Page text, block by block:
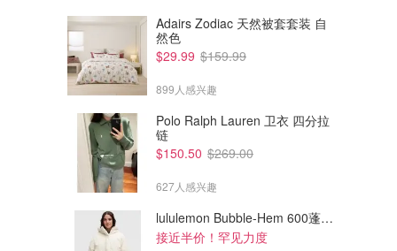
$450.00
Acne Studios 羊毛流苏围巾
$655.00
反季买！！
Adairs Zodiac 天然被套套装 自
然色
$29.99 $159.99
899人感兴趣
Polo Ralph Lauren 卫衣 四分拉
链
$150.50 $269.00
627人感兴趣
lululemon Bubble-Hem 600蓬松羽绒夹克
接近半价！罕见力度